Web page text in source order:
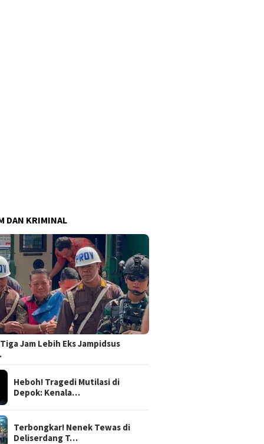
DAN KRIMINAL
Jam Lebih Eks Jampidsus
Heboh! Tragedi Mutilasi di
Depok: Kenala…
Terbongkar! Nenek Tewas di
Deliserdang T…